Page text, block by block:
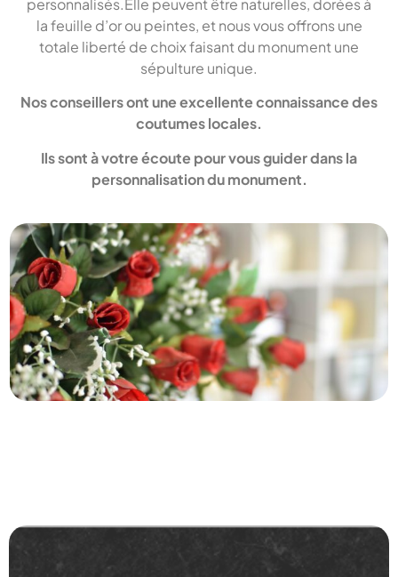
personnalisés.Elle peuvent être naturelles, dorées à
la feuille d’or ou peintes, et nous vous offrons une
totale liberté de choix faisant du monument une
sépulture unique.
Nos conseillers ont une excellente connaissance des
coutumes locales.
Ils sont à votre écoute pour vous guider dans la
personnalisation du monument.